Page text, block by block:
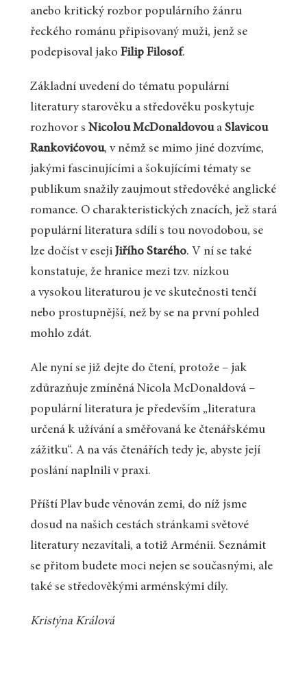
anebo kritický rozbor populárního žánru
řeckého románu připisovaný muži, jenž se
podepisoval jako Filip Filosof.
Základní uvedení do tématu populární
literatury starověku a středověku poskytuje
rozhovor s Nicolou McDonaldovoua Slavicou
Rankovićovou, v němž se mimo jiné dozvíme,
jakými fascinujícími a šokujícími tématy se
publikum snažily zaujmout středověké anglické
romance. O charakteristických znacích, jež stará
populární literatura sdílí s tou novodobou, se
lze dočíst v eseji Jiřího Starého. V ní se také
konstatuje, že hranice mezi tzv. nízkou
a vysokou literaturou je ve skutečnosti tenčí
nebo prostupnější, než by se na první pohled
mohlo zdát.
Ale nyní se již dejte do čtení, protože – jak
zdůrazňuje zmíněná Nicola McDonaldová –
populární literatura je především „literatura
určená k užívání a směřovaná ke čtenářskému
zážitku“. A na vás čtenářích tedy je, abyste její
poslání naplnili v praxi.
Příští Plav bude věnován zemi, do níž jsme
dosud na našich cestách stránkami světové
literatury nezavítali, a totiž Arménii. Seznámit
se přitom budete moci nejen se současnými, ale
také se středověkými arménskými díly.
Kristýna Králová